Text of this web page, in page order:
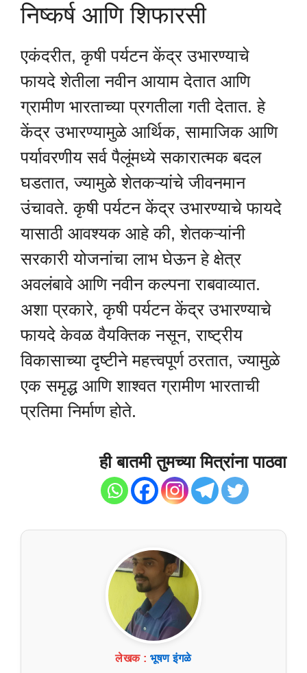
निष्कर्ष आणि शिफारसी
एकंदरीत, कृषी पर्यटन केंद्र उभारण्याचे
फायदे शेतीला नवीन आयाम देतात आणि
ग्रामीण भारताच्या प्रगतीला गती देतात. हे
केंद्र उभारण्यामुळे आर्थिक, सामाजिक आणि
पर्यावरणीय सर्व पैलूंमध्ये सकारात्मक बदल
घडतात, ज्यामुळे शेतकऱ्यांचे जीवनमान
उंचावते. कृषी पर्यटन केंद्र उभारण्याचे फायदे
यासाठी आवश्यक आहे की, शेतकऱ्यांनी
सरकारी योजनांचा लाभ घेऊन हे क्षेत्र
अवलंबावे आणि नवीन कल्पना राबवाव्यात.
अशा प्रकारे, कृषी पर्यटन केंद्र उभारण्याचे
फायदे केवळ वैयक्तिक नसून, राष्ट्रीय
विकासाच्या दृष्टीने महत्त्वपूर्ण ठरतात, ज्यामुळे
एक समृद्ध आणि शाश्वत ग्रामीण भारताची
प्रतिमा निर्माण होते.
ही बातमी तुमच्या मित्रांना पाठवा
लेखक : भूषण इंगळे